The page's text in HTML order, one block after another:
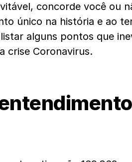
concorde você ou
único na história e ao
alguns pontos que
crise Coronavirus.